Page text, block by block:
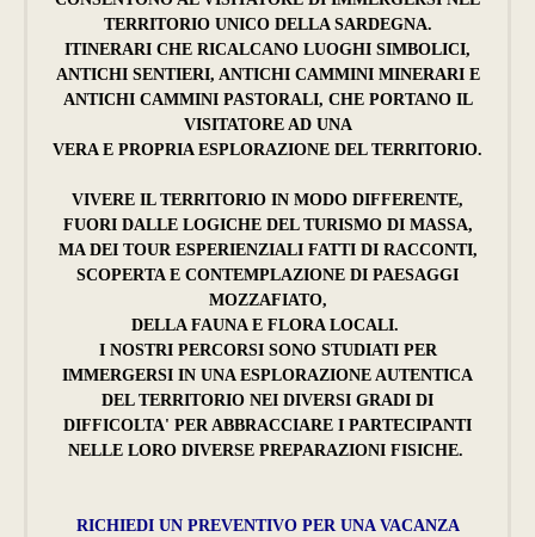
TERRITORIO UNICO DELLA SARDEGNA.
ITINERARI CHE RICALCANO LUOGHI SIMBOLICI,
ANTICHI SENTIERI, ANTICHI CAMMINI MINERARI E
ANTICHI CAMMINI PASTORALI, CHE PORTANO IL
VISITATORE AD UNA
VERA E PROPRIA ESPLORAZIONE DEL TERRITORIO.
VIVERE IL TERRITORIO IN MODO DIFFERENTE,
FUORI DALLE LOGICHE DEL TURISMO DI MASSA,
MA DEI TOUR ESPERIENZIALI FATTI DI RACCONTI,
SCOPERTA E CONTEMPLAZIONE DI PAESAGGI
MOZZAFIATO,
DELLA FAUNA E FLORA LOCALI.
I NOSTRI PERCORSI SONO STUDIATI PER
IMMERGERSI IN UNA ESPLORAZIONE AUTENTICA
DEL TERRITORIO NEI DIVERSI GRADI DI
DIFFICOLTA' PER ABBRACCIARE I PARTECIPANTI
NELLE LORO DIVERSE PREPARAZIONI FISICHE.
RICHIEDI UN PREVENTIVO PER UNA VACANZA